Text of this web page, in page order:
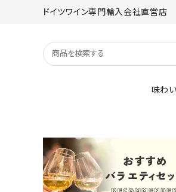
ドイツワイン専門輸入会社直営店
味わ
赤ワイン（辛口）
赤ワイン（甘口）
リースリング
グラオブルグンダー